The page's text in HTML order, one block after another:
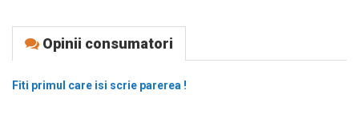
Capacitate de stocare: 64GB Flash
Sticla Corning Gorilla
Opinii consumatori
Fiti primul care isi scrie parerea !